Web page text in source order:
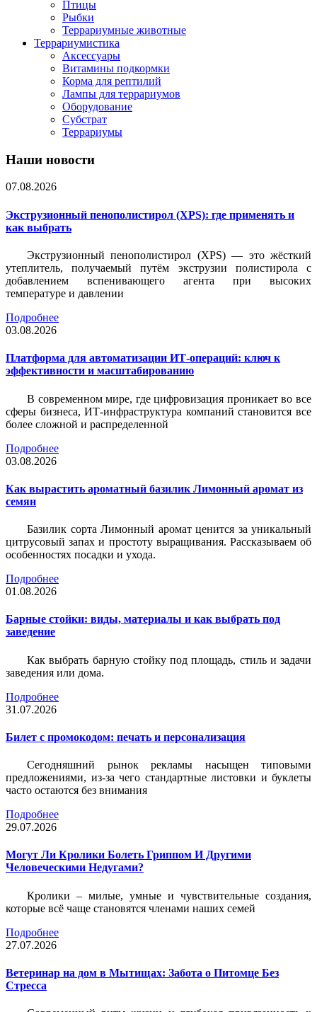
Птицы
Рыбки
Террариумные животные
Террариумистика
Аксессуары
Витамины подкормки
Корма для рептилий
Лампы для террариумов
Оборудование
Субстрат
Террариумы
Наши новости
07.08.2026
Экструзионный пенополистирол (XPS): где применять и
как выбрать
Экструзионный пенополистирол (XPS) — это жёсткий
утеплитель, получаемый путём экструзии полистирола с
добавлением вспенивающего агента при высоких
температуре и давлении
Подробнее
03.08.2026
Платформа для автоматизации ИТ-операций: ключ к
эффективности и масштабированию
В современном мире, где цифровизация проникает во все
сферы бизнеса, ИТ-инфраструктура компаний становится все
более сложной и распределенной
Подробнее
03.08.2026
Как вырастить ароматный базилик Лимонный аромат из
семян
Базилик сорта Лимонный аромат ценится за уникальный
цитрусовый запах и простоту выращивания. Рассказываем об
особенностях посадки и ухода.
Подробнее
01.08.2026
Барные стойки: виды, материалы и как выбрать под
заведение
Как выбрать барную стойку под площадь, стиль и задачи
заведения или дома.
Подробнее
31.07.2026
Билет c промокодом: печать и персонализация
Сегодняшний рынок рекламы насыщен типовыми
предложениями, из-за чего стандартные листовки и буклеты
часто остаются без внимания
Подробнее
29.07.2026
Могут Ли Кролики Болеть Гриппом И Другими
Человеческими Недугами?
Кролики – милые, умные и чувствительные создания,
которые всё чаще становятся членами наших семей
Подробнее
27.07.2026
Ветеринар на дом в Мытищах: Забота о Питомце Без
Стресса